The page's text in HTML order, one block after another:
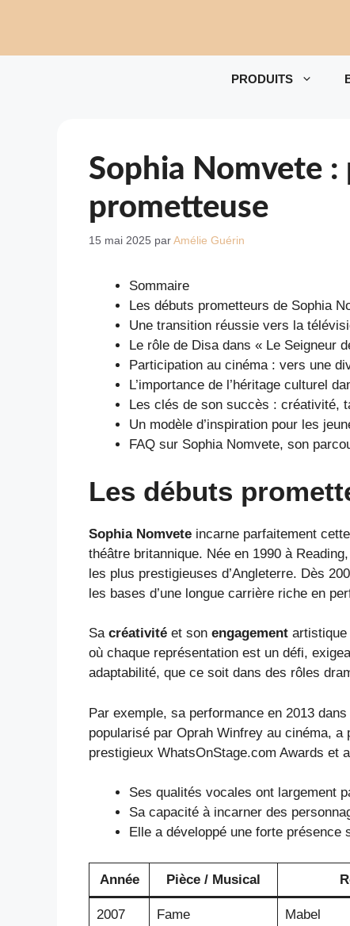
PRODUITS
Sophia Nomvete :
prometteuse
15 mai 2025 parAmélie Guérin
Sommaire
Les débuts prometteurs de Sophia
Une transition réussie vers la
Le rôle de Disa dans « Le Seigneur
Participation au cinéma : vers une
L’importance de l’héritage culturel
Les clés de son succès : créativité,
Un modèle d’inspiration pour les
FAQ sur Sophia Nomvete, son
Les débuts
Sophia Nomvete incarne parfaitement cette
théâtre britannique. Née en 1990 à
les plus prestigieuses d’Angleterre. Dès
les bases d’une longue carrière riche en
Sa créativité et son engagement artistique
où chaque représentation est un défi,
adaptabilité, que ce soit dans des rôles
Par exemple, sa performance en 2013 dans
popularisé par Oprah Winfrey au cinéma,
prestigieux WhatsOnStage.com Awards et
Ses qualités vocales ont largement
Sa capacité à incarner des
Elle a développé une forte présence
Année Pièce / Musical
2007 Fame Mabel